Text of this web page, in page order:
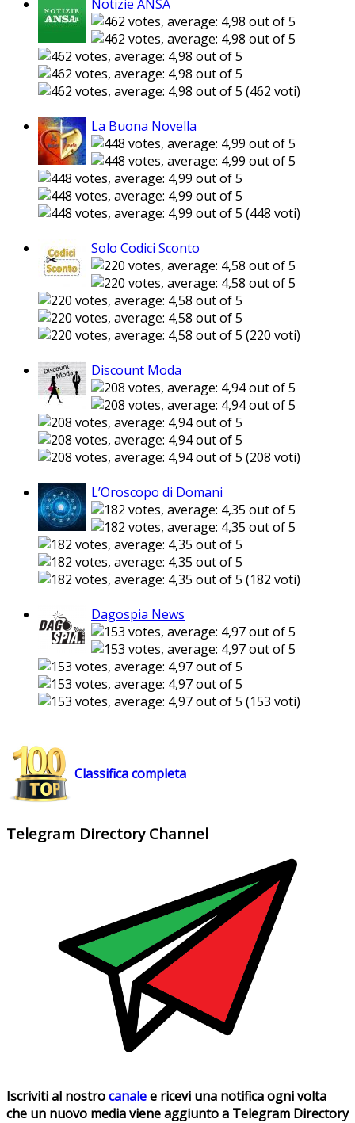
Notizie ANSA
(462 voti)
La Buona Novella
(448 voti)
Solo Codici Sconto
(220 voti)
Discount Moda
(208 voti)
L’Oroscopo di Domani
(182 voti)
Dagospia News
(153 voti)
Classifica completa
Telegram Directory Channel
Iscriviti al nostrocanalee ricevi una notifica ogni volta
che un nuovo media viene aggiunto a Telegram Directory